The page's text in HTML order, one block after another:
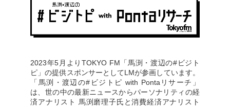
2023年5月よりTOKYO FM「馬渕・渡辺の#ビジト
ピ」の提供スポンサーとしてLMが参画しています。
「馬渕・渡辺の#ビジトピ with Pontaリサーチ」
は、世の中の最新ニュースからパーソナリティの経
済アナリスト 馬渕磨理子氏と消費経済アナリスト